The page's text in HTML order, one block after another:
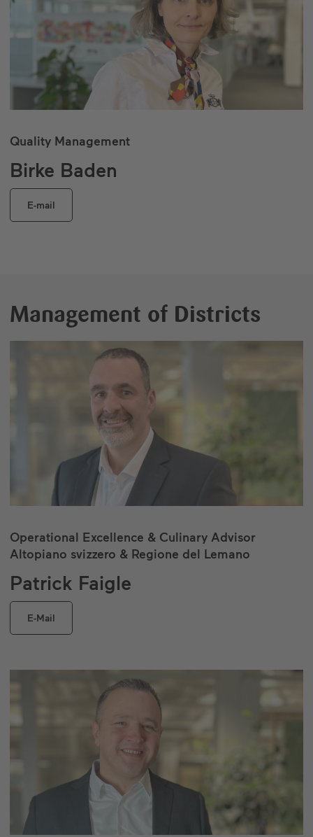
Quality Management
Birke Baden
E-mail
Management of Districts
Operational Excellence & Culinary Advisor
Altopiano svizzero & Regione del Lemano
Patrick Faigle
E-Mail